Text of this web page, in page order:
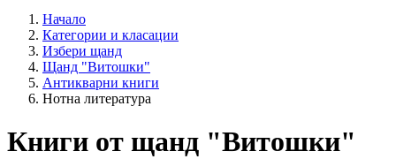
Начало
Категории и класации
Избери щанд
Щанд "Витошки"
Антикварни книги
Нотна литература
Книги от щанд "Витошки"